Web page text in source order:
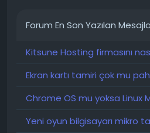
Forum En Son Yazılan
Kitsune Hosting firmasını
Ekran kartı tamiri çok mu
Chrome OS mu yoksa Linux
Yeni oyun bilgisayarı mikro